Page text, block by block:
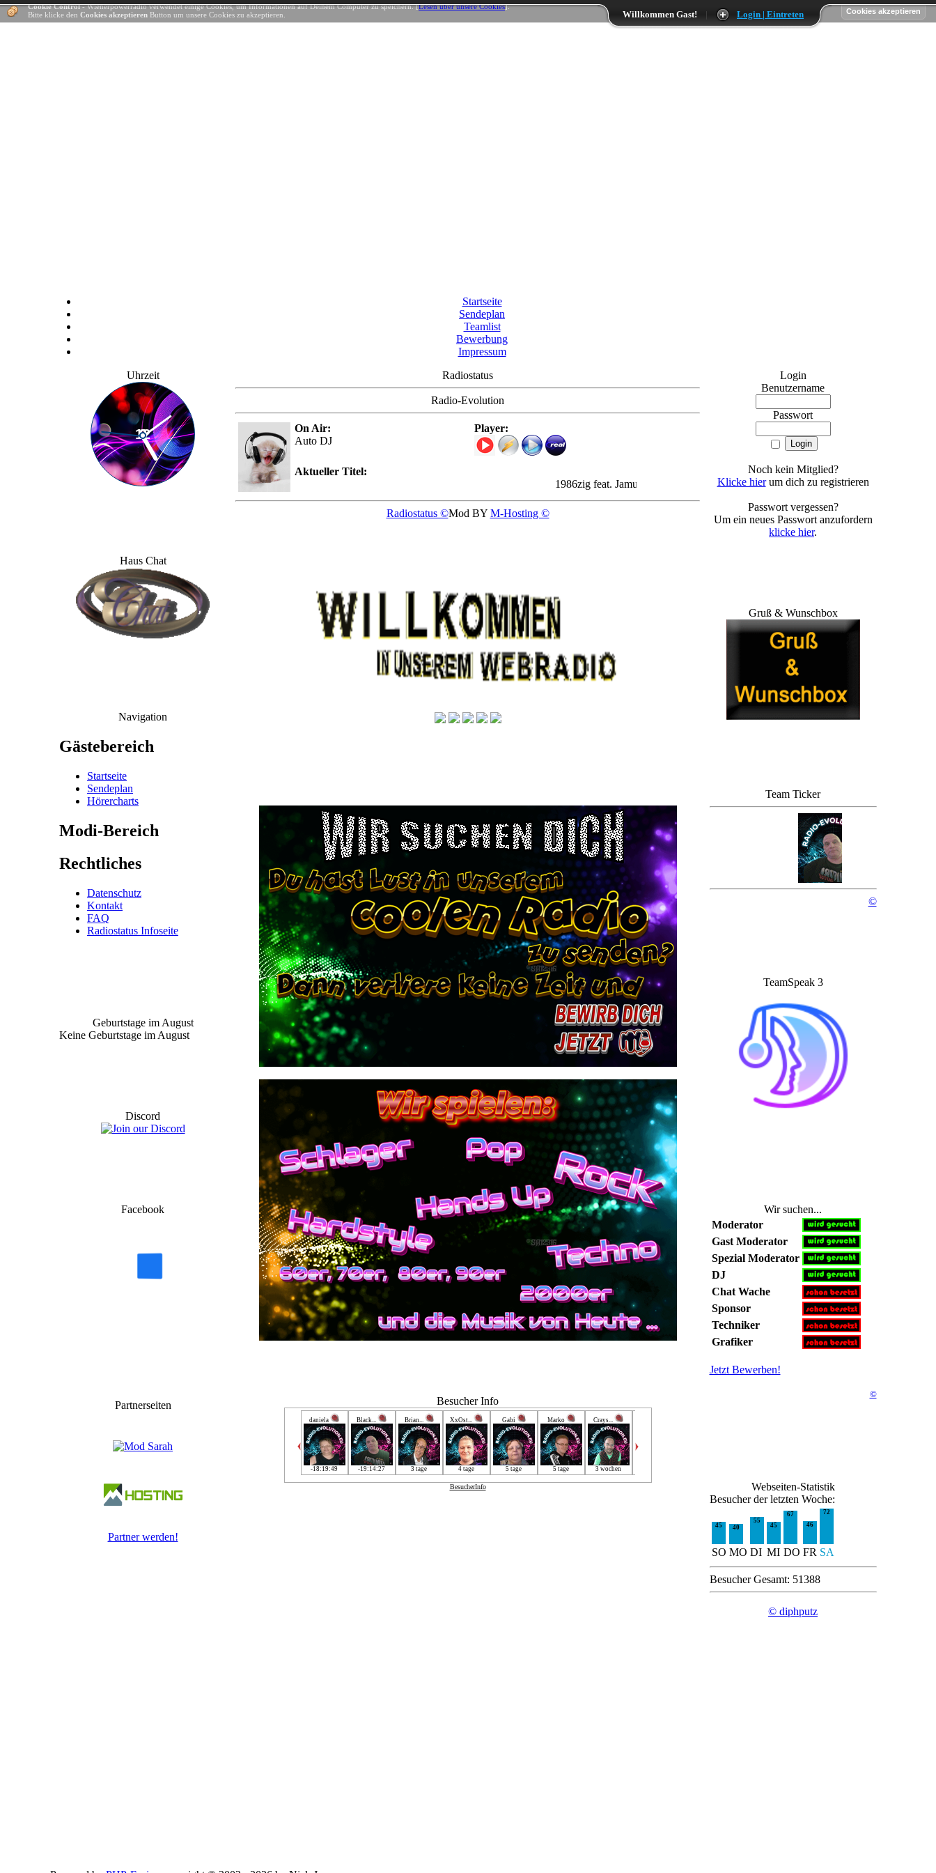
Startseite
Sendeplan
Teamlist
Bewerbung
Impressum
Uhrzeit
Haus Chat
Navigation
Gästebereich
Startseite
Sendeplan
Hörercharts
Modi-Bereich
Rechtliches
Datenschutz
Kontakt
FAQ
Radiostatus Infoseite
Geburtstage im August
Keine Geburtstage im August
Discord
Facebook
Partnerseiten
Partner werden!
Radiostatus
Radio-Evolution
On Air:
Auto DJ
Player:
Aktueller Titel:
1986zig feat. Jamule - Erfroren
Radiostatus ©Mod BY M-Hosting ©
Cookie Control- Wienerpowerradio verwendet einige Cookies, um Informationen auf Deinem Computer zu speichern. [Lesen über unsere Cookies].
Bitte klicke den Cookies akzeptieren Button um unsere Cookies zu akzeptieren.
Besucher Info
daniela
-18:19:49
Black...
-19:14:27
Brian...
3 tage
XxOst...
4 tage
Gabi
5 tage
Marko
5 tage
Crays...
3 wochen
BesucherInfo
Willkommen Gast! Login | Eintreten
Login
Benutzername
Passwort
Noch kein Mitglied?
Klicke hierum dich zu registrieren
Passwort vergessen?
Um ein neues Passwort anzufordern
klicke hier.
Gruß & Wunschbox
Team Ticker
©
TeamSpeak 3
Wir suchen...
Moderator
Gast Moderator
Spezial Moderator
DJ
Chat Wache
Sponsor
Techniker
Grafiker
Jetzt Bewerben!
©
Webseiten-Statistik
Besucher der letzten Woche:
45 40
55
45
67
46
72
SO MO DI MI DO FR SA
Besucher Gesamt: 51388
© diphputz